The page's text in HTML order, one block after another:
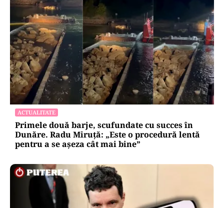
ACTUALITATE
Primele două barje, scufundate cu succes în
Dunăre. Radu Miruță: „Este o procedură lentă
pentru a se așeza cât mai bine”